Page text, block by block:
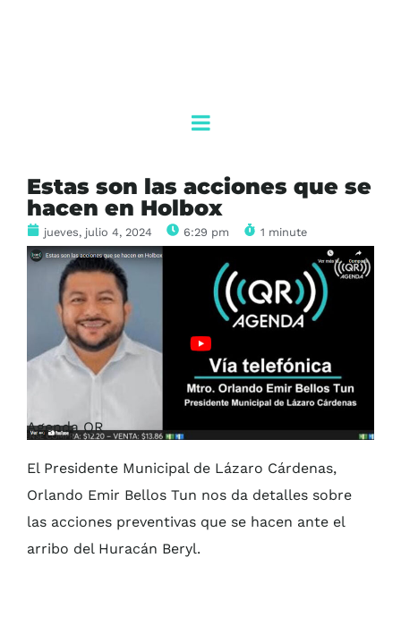
Estas son las acciones que se
hacen en Holbox
jueves, julio 4, 2024 6:29 pm 1 minute
Agenda QR
El Presidente Municipal de Lázaro Cárdenas,
Orlando Emir Bellos Tun nos da detalles sobre
las acciones preventivas que se hacen ante el
arribo del Huracán Beryl.